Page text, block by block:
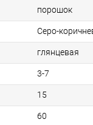
порошок
Серо-
глянцевая
3-7
15
60